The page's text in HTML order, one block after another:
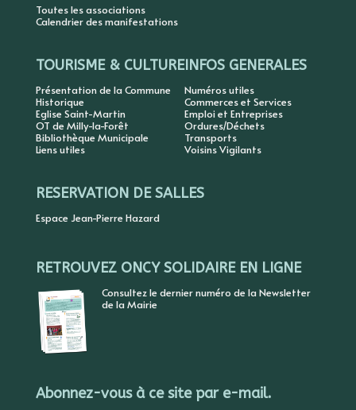
Toutes les associations
Calendrier des manifestations
TOURISME & CULTURE
Présentation de la Commune
Historique
Eglise Saint-Martin
OT de Milly-la-Forêt
Bibliothèque Municipale
Liens utiles
INFOS GENERALES
Numéros utiles
Commerces et Services
Emploi et Entreprises
Ordures/Déchets
Transports
Voisins Vigilants
RESERVATION DE SALLES
Espace Jean-Pierre Hazard
RETROUVEZ ONCY SOLIDAIRE EN LIGNE
Consultez le dernier numéro de la Newsletter
de la Mairie
Abonnez-vous à ce site par e-mail.